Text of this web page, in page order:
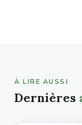
À LIRE AUSSI
Dernières